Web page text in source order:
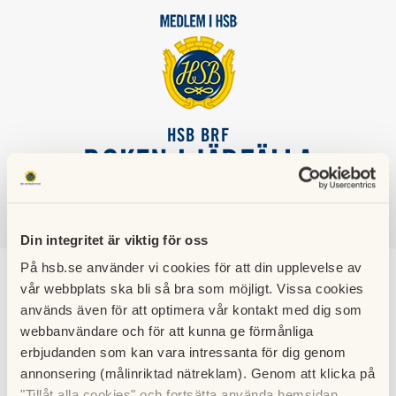
Din integritet är viktig för oss
På hsb.se använder vi cookies för att din upplevelse av
vår webbplats ska bli så bra som möjligt. Vissa cookies
används även för att optimera vår kontakt med dig som
webbanvändare och för att kunna ge förmånliga
erbjudanden som kan vara intressanta för dig genom
annonsering (målinriktad nätreklam). Genom att klicka på
HSB BRF
BOKEN I JÄRFÄLLA
Revisorer
Av stämman valda medlemsrevisorer 2026-27, tillkommer
gör av HSB Stockholm utsedd revisor från Kungsbron
BoRevision.